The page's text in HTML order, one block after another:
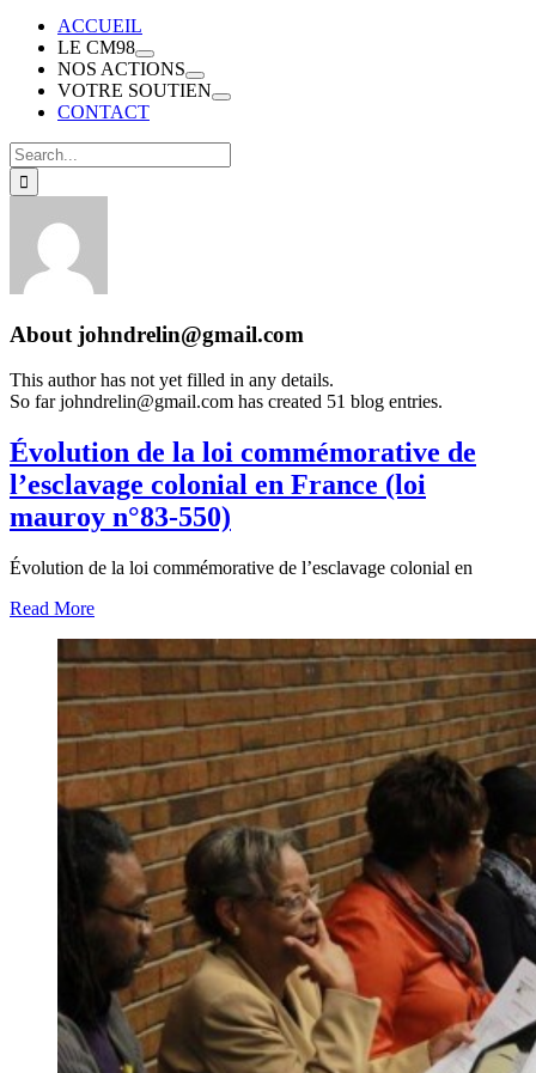
ACCUEIL
LE CM98
NOS ACTIONS
VOTRE SOUTIEN
CONTACT
Search
for:
About johndrelin@gmail.com
This author has not yet filled in any details.
So far johndrelin@gmail.com has created 51 blog entries.
Évolution de la loi commémorative de
l’esclavage colonial en France (loi
mauroy n°83-550)
Évolution de la loi commémorative de l’esclavage colonial en
Read More